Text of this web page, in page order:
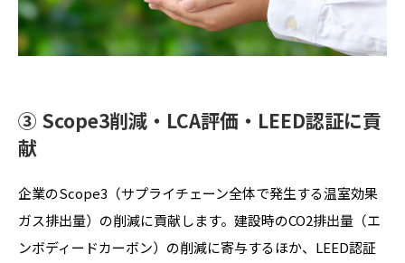
③ Scope3削減・LCA評価・LEED認証に貢
献
企業のScope3（サプライチェーン全体で発生する温室効果
ガス排出量）の削減に貢献します。建設時のCO2排出量（エ
ンボディードカーボン）の削減に寄与するほか、LEED認証